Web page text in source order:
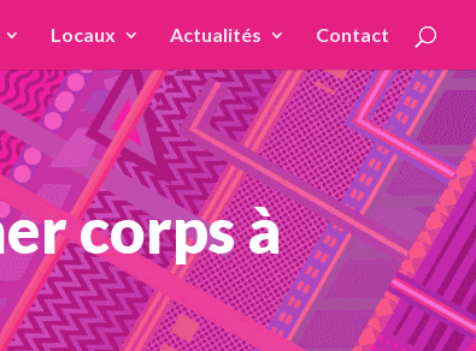
Locaux Actualités Contact
corps à